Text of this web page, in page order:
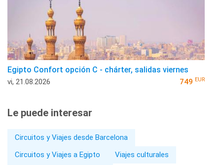
Egipto Confort opción C - chárter, salidas viernes
vi, 21.08.2026 749 EUR
Le puede interesar
Circuitos y Viajes desde Barcelona
Circuitos y Viajes a Egipto
Viajes culturales